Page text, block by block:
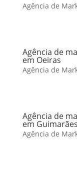
Agência de
Agência de
em Oeiras
Agência de
Agência de
em Guimarães
Agência de